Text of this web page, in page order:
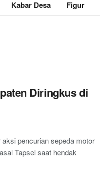
Kabar Desa Figur
Diringkus di
pencurian sepeda motor
Tapsel saat hendak